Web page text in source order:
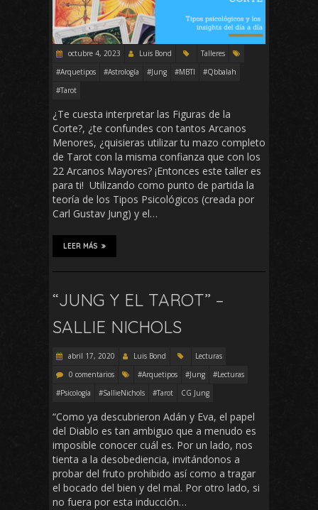
octubre 4, 2023 Luis Bond
Talleres
#Arquetipos
#Astrología #Jung #MBTI
#Qbbalah
#Tarot
¿Te cuesta interpretar las Figuras de la
Corte?, ¿te confundes con tantos Arcanos
Menores, ¿quisieras utilizar tu mazo completo
de Tarot con la misma confianza que con los
22 Arcanos Mayores? ¡Entonces este taller es
para ti! Utilizando como punto de partida la
teoría de los Tipos Psicológicos (creada por
Carl Gustav Jung) y el…
LEER MÁS
“JUNG Y EL TAROT” –
SALLIE NICHOLS
abril 17, 2020 Luis Bond
Lecturas
0 comentarios
#Arquetipos #Jung
#Lecturas
#Psicología
#SallieNichols #Tarot CG Jung
“Como ya descubrieron Adán y Eva, el papel
del Diablo es tan ambiguo que a menudo es
imposible conocer cuál es. Por un lado, nos
tienta a la desobediencia, invitándonos a
probar del fruto prohibido así como a tragar
el bocado del bien y del mal. Por otro lado, si
no fuera por esta inducción…